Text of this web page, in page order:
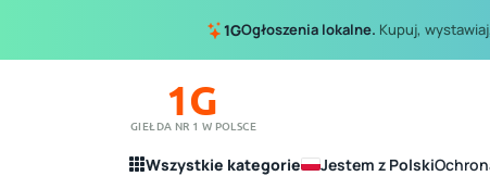
1GOgłoszenia lokalne. Kupuj,
1G
GIEŁDA NR 1 W POLSCE
Wszystkie kategorie Jestem z Polski